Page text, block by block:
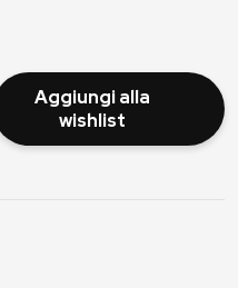
Aggiungi alla
wishlist